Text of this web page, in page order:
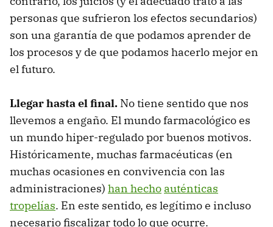
personas que sufrieron los efectos secundarios)
son una garantía de que podamos aprender de
los procesos y de que podamos hacerlo mejor en
el futuro.
Llegar hasta el final. No tiene sentido que nos
llevemos a engaño. El mundo farmacológico es
un mundo hiper-regulado por buenos motivos.
Históricamente, muchas farmacéuticas (en
muchas ocasiones en convivencia con las
administraciones) han hecho auténticas
tropelías. En este sentido, es legítimo e incluso
necesario fiscalizar todo lo que ocurre.